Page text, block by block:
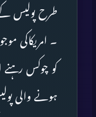
طرح پولیس
۔ امریکاکی
کو چوکس رہنے
ہونے والی